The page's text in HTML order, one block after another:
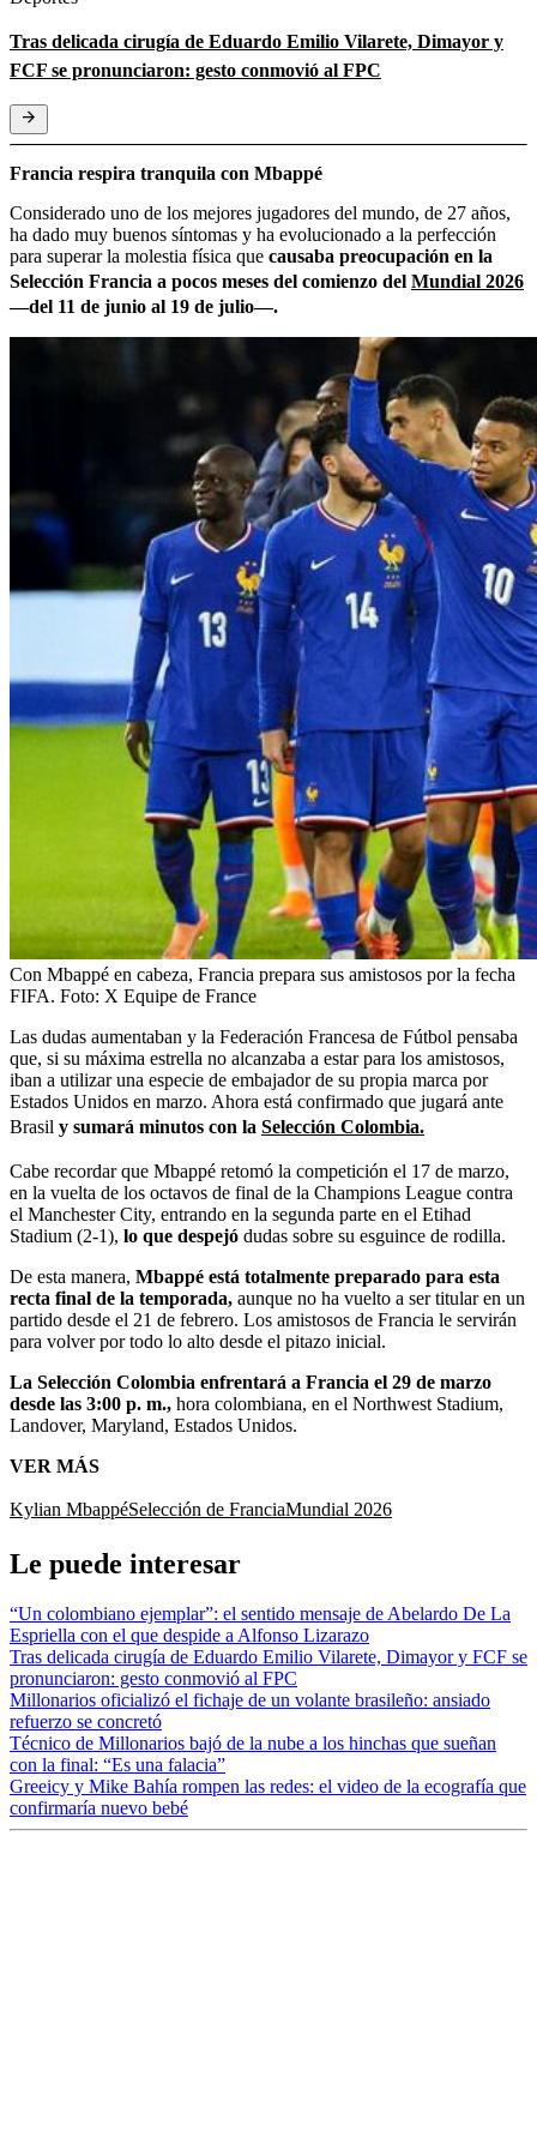
Tras delicada cirugía de Eduardo Emilio Vilarete, Dimayor y
FCF se pronunciaron: gesto conmovió al FPC
Francia respira tranquila con Mbappé
Considerado uno de los mejores jugadores del mundo, de 27 años,
ha dado muy buenos síntomas y ha evolucionado a la perfección
para superar la molestia física que causaba preocupación en la
Selección Francia a pocos meses del comienzo del Mundial 2026
―del 11 de junio al 19 de julio―.
Con Mbappé en cabeza, Francia prepara sus amistosos por la fecha
FIFA. Foto: X Equipe de France
Las dudas aumentaban y la Federación Francesa de Fútbol pensaba
que, si su máxima estrella no alcanzaba a estar para los amistosos,
iban a utilizar una especie de embajador de su propia marca por
Estados Unidos en marzo. Ahora está confirmado que jugará ante
Brasil y sumará minutos con la Selección Colombia.
Cabe recordar que Mbappé retomó la competición el 17 de marzo,
en la vuelta de los octavos de final de la Champions League contra
el Manchester City, entrando en la segunda parte en el Etihad
Stadium (2-1), lo que despejó dudas sobre su esguince de rodilla.
De esta manera, Mbappé está totalmente preparado para esta
recta final de la temporada, aunque no ha vuelto a ser titular en un
partido desde el 21 de febrero. Los amistosos de Francia le servirán
para volver por todo lo alto desde el pitazo inicial.
La Selección Colombia enfrentará a Francia el 29 de marzo
desde las 3:00 p. m., hora colombiana, en el Northwest Stadium,
Landover, Maryland, Estados Unidos.
VER MÁS
Kylian MbappéSelección de FranciaMundial 2026
Le puede interesar
“Un colombiano ejemplar”: el sentido mensaje de Abelardo De La
Espriella con el que despide a Alfonso Lizarazo
Tras delicada cirugía de Eduardo Emilio Vilarete, Dimayor y FCF se
pronunciaron: gesto conmovió al FPC
Millonarios oficializó el fichaje de un volante brasileño: ansiado
refuerzo se concretó
Técnico de Millonarios bajó de la nube a los hinchas que sueñan
con la final: “Es una falacia”
Greeicy y Mike Bahía rompen las redes: el video de la ecografía que
confirmaría nuevo bebé